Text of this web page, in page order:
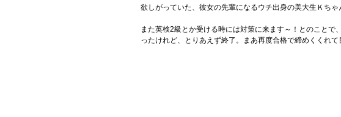
欲しがっていた、彼女の先輩になるウチ出身の美大生Ｋち
また英検2級とか受ける時には対策に来ます～！とのこと
ったけれど、とりあえず終了。まあ再度合格で締めくくれて